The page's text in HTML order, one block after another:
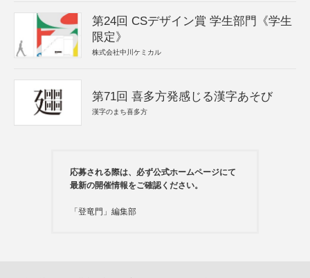
第24回 CSデザイン賞 学生部門《学生
限定》
株式会社中川ケミカル
第71回 喜多方発感じる漢字あそび
漢字のまち喜多方
応募される際は、必ず公式ホームページにて
最新の開催情報をご確認ください。
「登竜門」編集部